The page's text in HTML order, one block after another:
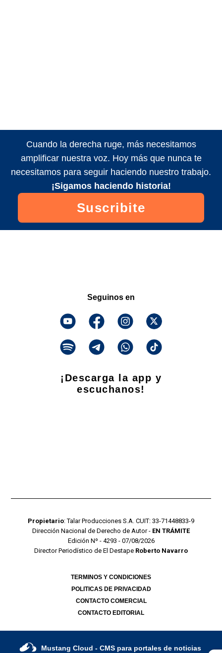
Cuando la derecha ruge, más necesitamos
amplificar nuestra voz. Hoy más que nunca te
necesitamos para seguir haciendo nuestro trabajo.
¡Sigamos haciendo historia!
Suscribite
Seguinos en
¡Descarga la app y
escuchanos!
Propietario: Talar Producciones S.A. CUIT: 33-71448833-9
Dirección Nacional de Derecho de Autor - EN TRÁMITE
Edición Nº - 4293 - 07/08/2026
Director Periodístico de El Destape Roberto Navarro
TERMINOS Y CONDICIONES
POLITICAS DE PRIVACIDAD
CONTACTO COMERCIAL
CONTACTO EDITORIAL
Mustang Cloud - CMS para portales de noticias